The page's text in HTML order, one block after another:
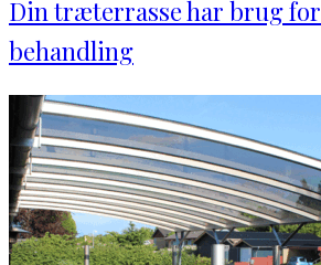
Din træterrasse har brug
behandling